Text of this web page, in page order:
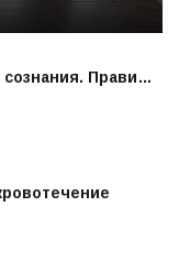
сознания. Прави…